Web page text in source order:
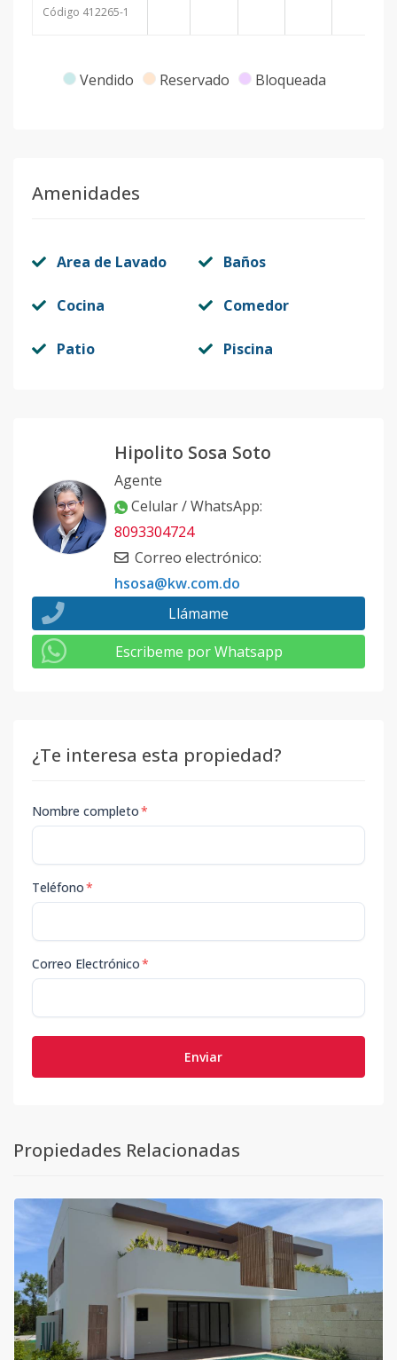
Código 412265-1
Vendido Reservado Bloqueada
Amenidades
Area de Lavado Baños
Cocina Comedor
Patio Piscina
Hipolito Sosa Soto
Agente
Celular / WhatsApp:
8093304724
Correo electrónico:
hsosa@kw.com.do
Llámame
Escribeme por Whatsapp
¿Te interesa esta propiedad?
Nombre completo*
Teléfono*
Correo Electrónico*
Enviar
Propiedades Relacionadas